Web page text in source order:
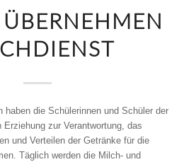
haben die Schülerinnen und Schüler der
zur Verantwortung, das
und Verteilen der Getränke für die
Täglich werden die Milch- und